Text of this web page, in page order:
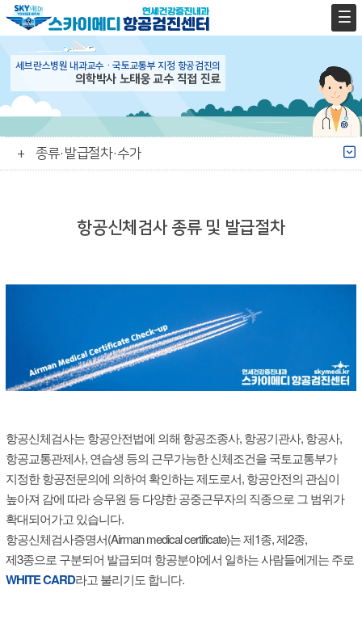
세브란스병원 내과교수 · 국토교통부 지정 항공검진의
의학박사 노태웅 교수 직접 진료
종류·발급절차·수가
항공신체검사 종류 및 발급절차
항공신체검사는 항공안전법에 의해 항공조종사, 항공기관사, 항공사,
항공교통관제사, 연습생 등의 근무가능한 신체조건을 국토교통부가
지정한 항공전문의에 의하여 확인하는 제도로서, 항공안전의 관심이
높아져 감에 따라 승무원 등 다양한 공중근무자의 직종으로 그 범위가
확대되어가고 있습니다.
항공신체검사증명서(Airman medical certificate)는 제1종, 제2종,
제3종으로 구분되어 발급되며 항공분야에서 일하는 사람들에게는 주로
WHITE CARD라고 불리기도 합니다.